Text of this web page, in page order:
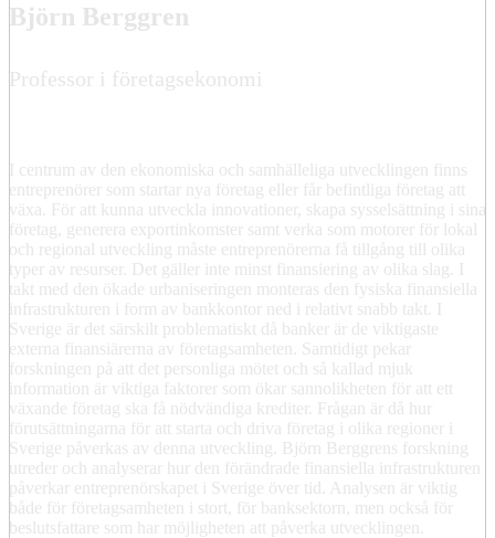
Björn Berggren
Professor i företagsekonomi
I centrum av den ekonomiska och samhälleliga utvecklingen finns
entreprenörer som startar nya företag eller får befintliga företag att
växa. För att kunna utveckla innovationer, skapa sysselsättning i sina
företag, generera exportinkomster samt verka som motorer för lokal
och regional utveckling måste entreprenörerna få tillgång till olika
typer av resurser. Det gäller inte minst finansiering av olika slag. I
takt med den ökade urbaniseringen monteras den fysiska finansiella
infrastrukturen i form av bankkontor ned i relativt snabb takt. I
Sverige är det särskilt problematiskt då banker är de viktigaste
externa finansiärerna av företagsamheten. Samtidigt pekar
forskningen på att det personliga mötet och så kallad mjuk
information är viktiga faktorer som ökar sannolikheten för att ett
växande företag ska få nödvändiga krediter. Frågan är då hur
förutsättningarna för att starta och driva företag i olika regioner i
Sverige påverkas av denna utveckling. Björn Berggrens forskning
utreder och analyserar hur den förändrade finansiella infrastrukturen
påverkar entreprenörskapet i Sverige över tid. Analysen är viktig
både för företagsamheten i stort, för banksektorn, men också för
beslutsfattare som har möjligheten att påverka utvecklingen.